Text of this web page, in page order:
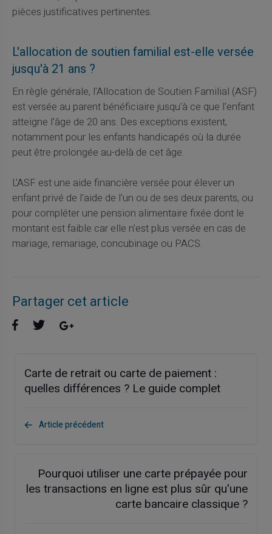
pièces justificatives pertinentes.
L'allocation de soutien familial est-elle versée
jusqu'à 21 ans ?
En règle générale, l'Allocation de Soutien Familial (ASF)
est versée au parent bénéficiaire jusqu'à ce que l'enfant
atteigne l'âge de 20 ans. Des exceptions existent,
notamment pour les enfants handicapés où la durée
peut être prolongée au-delà de cet âge.
L'ASF est une aide financière versée pour élever un
enfant privé de l'aide de l'un ou de ses deux parents, ou
pour compléter une pension alimentaire fixée dont le
montant est faible car elle n'est plus versée en cas de
mariage, remariage, concubinage ou PACS.
Partager cet article
Carte de retrait ou carte de paiement :
quelles différences ? Le guide complet
Article précédent
Pourquoi utiliser une carte prépayée pour
les transactions en ligne est plus sûr qu'une
carte bancaire classique ?